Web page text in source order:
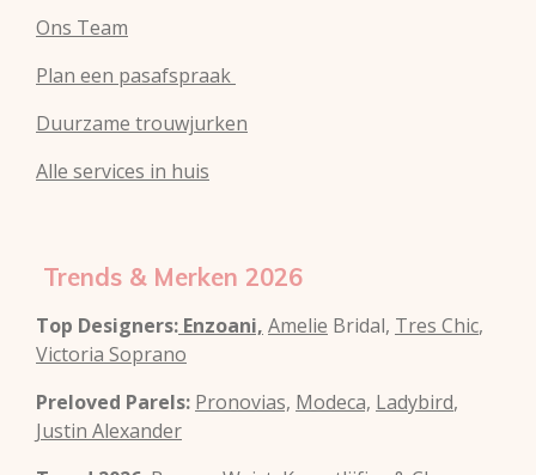
Ons Team
Plan een pasafspraak
Duurzame trouwjurken
Alle services in huis
Trends & Merken 2026
Top Designers: Enzoani, Amelie Bridal, Tres Chic,
Victoria Soprano
Preloved Parels: Pronovias, Modeca, Ladybird,
Justin Alexander